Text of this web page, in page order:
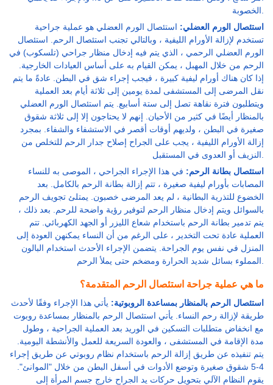
استئصال الورم العضلي: استئصال الورم العضلي هو عملية جراحية
تستخدم لإزالة الأورام الليفية ، وبالتالي تجنب استئصال الرحم. استئصال
الورم العضلي الرحمي ، الذي يتم فيه إدخال منظار جراحي (تلسكوب) في
الرحم من خلال المهبل ، يمكن القيام به على أساس العيادات الخارجية.
إذا كان هناك أورام ليفية كبيرة ، فيجب إجراء شق في البطن. عادةً ما يتم
نقل المرضى إلى المستشفى لمدة يومين إلى ثلاثة أيام بعد العملية
ويتطلبون فترة نقاهة تصل إلى ستة أسابيع. يتم استئصال الورم العضلي
بالمنظار أيضًا في كثير من الأحيان. إنهم لا يحتاجون إلا إلى ثلاثة شقوق
صغيرة في البطن ، ولديهم أوقات أقصر في الاستشفاء والشفاء. بمجرد
إزالة الأورام الليفية ، يجب على الجراح إصلاح جدار الرحم للتخلص من
استئصال بطانة الرحم: في هذا الإجراء الجراحي ، الموصى به للنساء
المصابات بأورام ليفية صغيرة ، تتم إزالة بطانة الرحم بالكامل. بعد
الخضوع للتذرية البطانية ، لم يعد المرضى خصبون. يمتلئ تجويف الرحم
بالسوائل ويتم إدخال منظار الرحم لتوفير رؤية واضحة للرحم. بعد ذلك ،
يتم تدمير بطانة الرحم باستخدام شعاع الليزر أو الجهد الكهربائي. تتم
العملية عادة تحت التخدير ، على الرغم من أن النساء يمكنهن العودة إلى
المنزل في نفس يوم الجراحة. يتضمن الإجراء الأحدث استخدام البالون
ما هي عملية جراحة استئصال الرحم المتقدمة؟
استئصال الرحم بالمنظار بمساعدة الروبوتية: يأتي هذا الإجراء وفقًا لأحدث
طريقة لإزالة رحم النساء. يأتي استئصال الرحم بالمنظار بمساعدة روبوت
مع انخفاض متطلبات التسكين في الوريد بعد العملية الجراحية ، وطول
مدة الإقامة في المستشفى ، والعودة السريعة للعمل والأنشطة اليومية.
يتم تنفيذه عن طريق إزالة الرحم باستخدام نظام روبوتي عن طريق إجراء
4-5 شقوق صغيرة وتوضع الأدوات في أسفل البطن من خلال "الموانئ".
يقوم النظام الآلي بتحويل حركات يد الجراح خارج جسم المرأة إلى